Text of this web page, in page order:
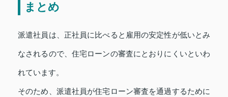
まとめ
派遣社員は、正社員に比べると雇用の安定性が低いとみ
なされるので、住宅ローンの審査にとおりにくいといわ
れています。
そのため、派遣社員が住宅ローン審査を通過するために